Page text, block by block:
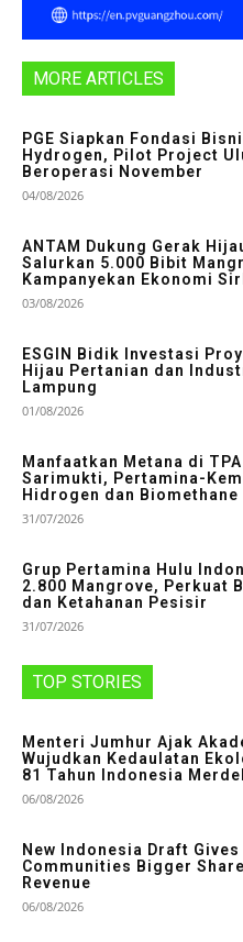
MORE ARTICLES
PGE Siapkan Fondasi
Hydrogen, Pilot Project
Beroperasi November
04/08/2026
ANTAM Dukung Gerak
Salurkan 5.000 Bibit
Kampanyekan Ekonomi
03/08/2026
ESGIN Bidik Investasi
Hijau Pertanian dan
Lampung
01/08/2026
Manfaatkan Metana di
Sarimukti, Pertamina-
Hidrogen dan Biomethane
31/07/2026
Grup Pertamina Hulu
2.800 Mangrove, Perkuat
dan Ketahanan Pesisir
31/07/2026
TOP STORIES
Menteri Jumhur Ajak
Wujudkan Kedaulatan
81 Tahun Indonesia
06/08/2026
New Indonesia Draft Gives
Communities Bigger
Revenue
06/08/2026